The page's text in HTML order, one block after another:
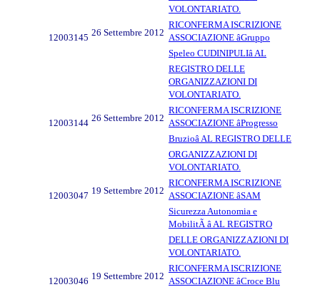
VOLONTARIATO.
12003145 26 Settembre 2012
RICONFERMA ISCRIZIONE
ASSOCIAZIONE âGruppo
Speleo CUDINIPULIâ AL
REGISTRO DELLE
ORGANIZZAZIONI DI
VOLONTARIATO.
12003144 26 Settembre 2012
RICONFERMA ISCRIZIONE
ASSOCIAZIONE âProgresso
Bruzioâ AL REGISTRO DELLE
ORGANIZZAZIONI DI
VOLONTARIATO.
12003047 19 Settembre 2012
RICONFERMA ISCRIZIONE
ASSOCIAZIONE âSAM
Sicurezza Autonomia e
MobilitÃ â AL REGISTRO
DELLE ORGANIZZAZIONI DI
VOLONTARIATO.
12003046 19 Settembre 2012
RICONFERMA ISCRIZIONE
ASSOCIAZIONE âCroce Blu